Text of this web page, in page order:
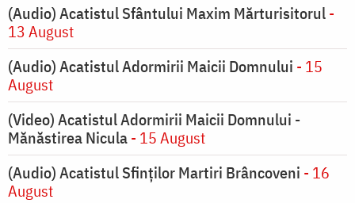
(Audio) Acatistul Sfântului Maxim Mărturisitorul-
13 August
(Audio) Acatistul Adormirii Maicii Domnului - 15
August
(Video) Acatistul Adormirii Maicii Domnului -
Mănăstirea Nicula- 15 August
(Audio) Acatistul Sfinților Martiri Brâncoveni - 16
August